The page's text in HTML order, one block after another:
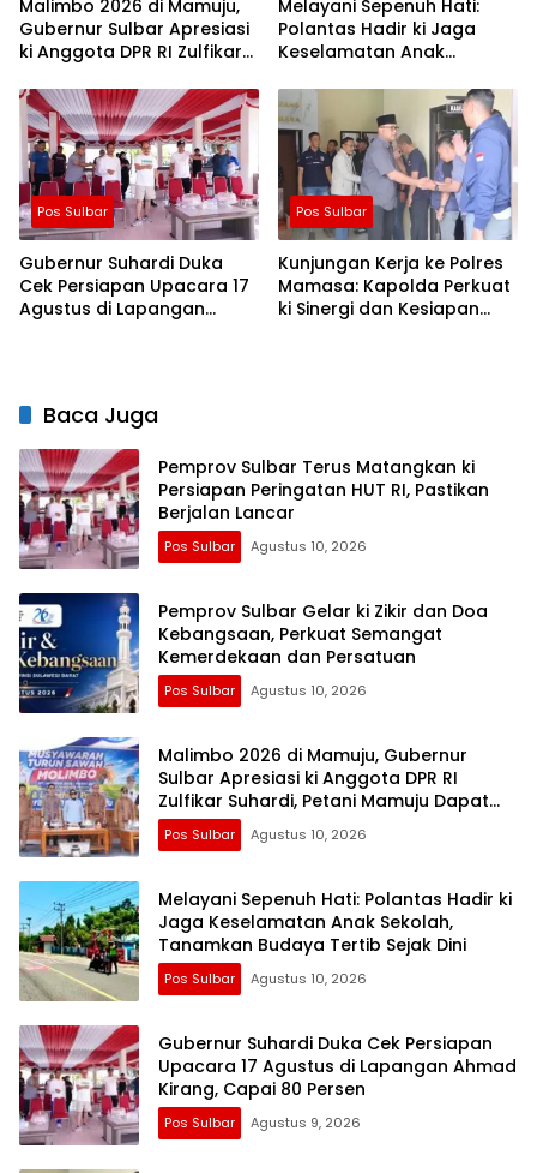
Malimbo 2026 di Mamuju,
Gubernur Sulbar Apresiasi
ki Anggota DPR RI Zulfikar
Dapat Alsintan dan Pupuk
Melayani Sepenuh Hati:
Polantas Hadir ki Jaga
Keselamatan Anak
Budaya Tertib Sejak Dini
Pos Sulbar
Gubernur Suhardi Duka
Cek Persiapan Upacara 17
Agustus di Lapangan
Pos Sulbar
Kunjungan Kerja ke Polres
Mamasa: Kapolda Perkuat
ki Sinergi dan Kesiapan
Baca Juga
Pemprov Sulbar Terus Matangkan ki
Persiapan Peringatan HUT RI, Pastikan
Berjalan Lancar
Pos Sulbar Agustus 10, 2026
Pemprov Sulbar Gelar ki Zikir dan Doa
Kebangsaan, Perkuat Semangat
Kemerdekaan dan Persatuan
Pos Sulbar Agustus 10, 2026
Malimbo 2026 di Mamuju, Gubernur
Sulbar Apresiasi ki Anggota DPR RI
Zulfikar Suhardi, Petani Mamuju Dapat
Alsintan dan Pupuk
Pos Sulbar Agustus 10, 2026
Melayani Sepenuh Hati: Polantas Hadir ki
Jaga Keselamatan Anak Sekolah,
Tanamkan Budaya Tertib Sejak Dini
Pos Sulbar Agustus 10, 2026
Gubernur Suhardi Duka Cek Persiapan
Upacara 17 Agustus di Lapangan Ahmad
Kirang, Capai 80 Persen
Pos Sulbar Agustus 9, 2026